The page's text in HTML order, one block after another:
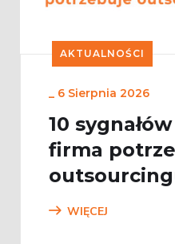
AKTUALNOŚCI
_ 6 Sierpnia 2026
10
firma
WIĘCEJ